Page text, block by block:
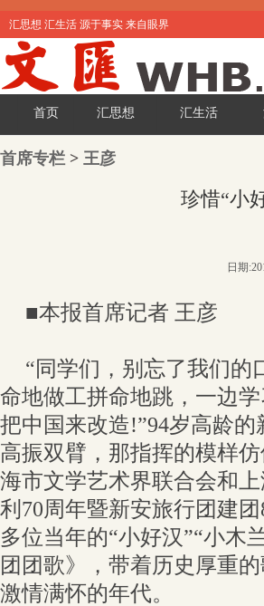
汇思想 汇生活 源于事实 来自眼界
首页 汇思想 汇生活
首席专栏 > 王彦
珍惜“小
日期
■本报首席记者 王彦
“同学们，别忘了我们的
命地做工拼命地跳，一边
把中国来改造!”94岁高龄
高振双臂，那指挥的模样
海市文学艺术界联合会和
利70周年暨新安旅行团建
多位当年的“小好汉”“小木
团团歌》，带着历史厚重
激情满怀的年代。